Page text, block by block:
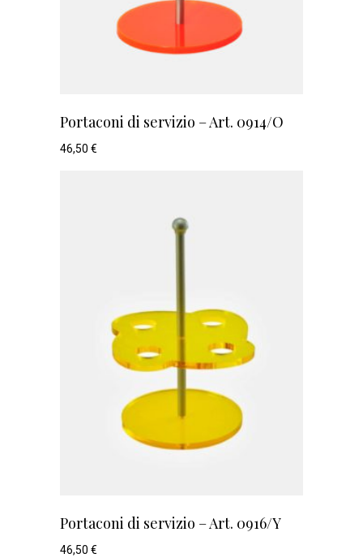
Portaconi di servizio – Art. 0914/O
46,50 €
Portaconi di servizio – Art. 0916/Y
46,50 €